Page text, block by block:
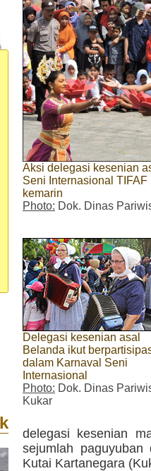
Aksi delegasi kesenian
Seni Internasional
kemarin
Photo: Dok. Dinas
Delegasi kesenian asal
Belanda ikut
dalam Karnaval Seni
Internasional
Photo: Dok. Dinas
Kukar
delegasi kesenian
sejumlah
Kutai Kartanegara